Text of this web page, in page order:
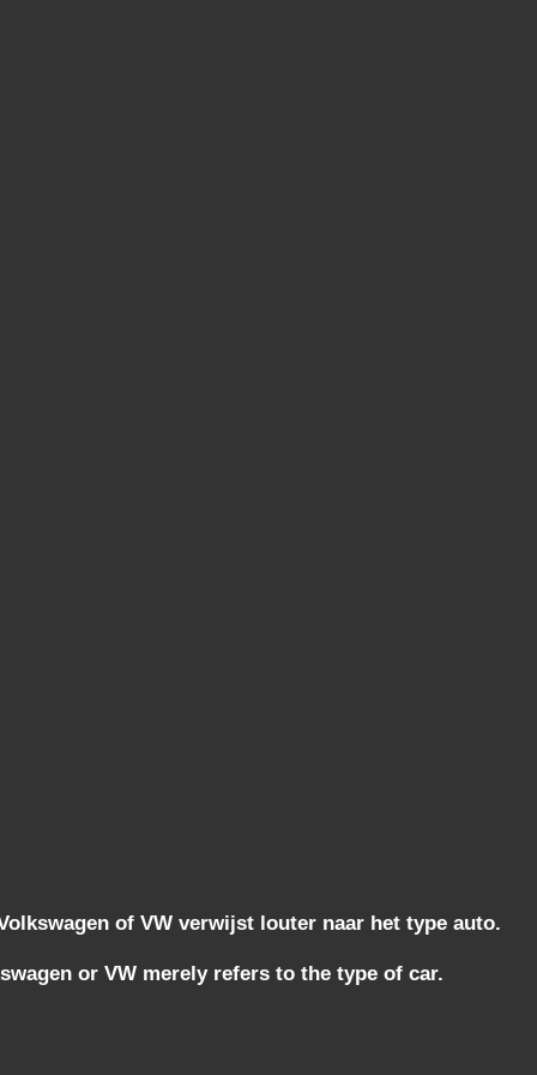
of VW verwijst louter naar het type auto.
or VW merely refers to the type of car.